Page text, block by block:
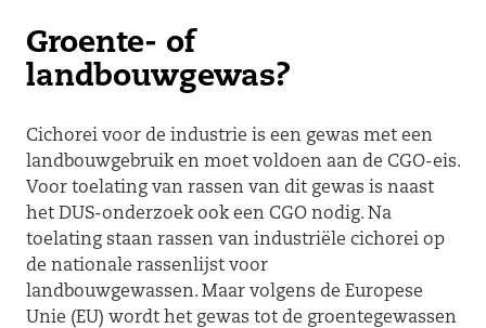
Groente- of
landbouwgewas?
Cichorei voor de industrie is een gewas met een
landbouwgebruik en moet voldoen aan de CGO-eis.
Voor toelating van rassen van dit gewas is naast
het DUS-onderzoek ook een CGO nodig. Na
toelating staan rassen van industriële cichorei op
de nationale rassenlijst voor
landbouwgewassen. Maar volgens de Europese
Unie (EU) wordt het gewas tot de groentegewassen